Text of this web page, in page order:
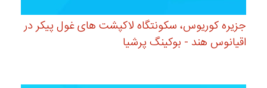
جزیره کوریوس، سکونتگاه لاکپشت های غول پیکر در
اقیانوس هند - بوکینگ پرشیا